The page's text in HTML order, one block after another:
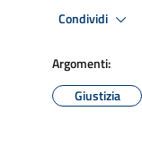
Condividi
Argomenti:
Giustizia